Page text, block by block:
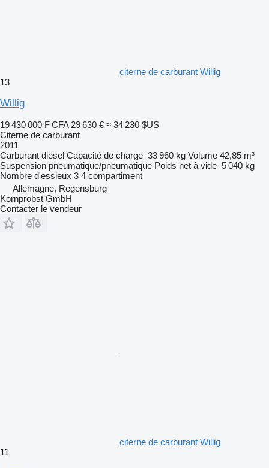
citerne de carburant Willig
13
Willig
19 430 000 F CFA 29 630 € ≈ 34 230 $US
Citerne de carburant
2011
Carburant diesel Capacité de charge 33 960 kg Volume 42,85 m³
Suspension pneumatique/pneumatique Poids net à vide 5 040 kg
Nombre d'essieux 3 4 compartiment
Allemagne, Regensburg
Kornprobst GmbH
Contacter le vendeur
citerne de carburant Willig
11